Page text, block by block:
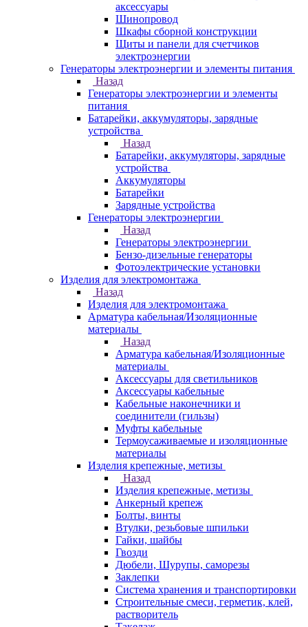
аксессуары
Шинопровод
Шкафы сборной конструкции
Щиты и панели для счетчиков
электроэнергии
Генераторы электроэнергии и элементы питания
Назад
Генераторы электроэнергии и элементы
питания
Батарейки, аккумуляторы, зарядные
устройства
Назад
Батарейки, аккумуляторы, зарядные
устройства
Аккумуляторы
Батарейки
Зарядные устройства
Генераторы электроэнергии
Назад
Генераторы электроэнергии
Бензо-дизельные генераторы
Фотоэлектрические установки
Изделия для электромонтажа
Назад
Изделия для электромонтажа
Арматура кабельная/Изоляционные
материалы
Назад
Арматура кабельная/Изоляционные
материалы
Аксессуары для светильников
Аксессуары кабельные
Кабельные наконечники и
соединители (гильзы)
Муфты кабельные
Термоусаживаемые и изоляционные
материалы
Изделия крепежные, метизы
Назад
Изделия крепежные, метизы
Анкерный крепеж
Болты, винты
Втулки, резьбовые шпильки
Гайки, шайбы
Гвозди
Дюбели, Шурупы, саморезы
Заклепки
Система хранения и транспортировки
Строительные смеси, герметик, клей,
растворитель